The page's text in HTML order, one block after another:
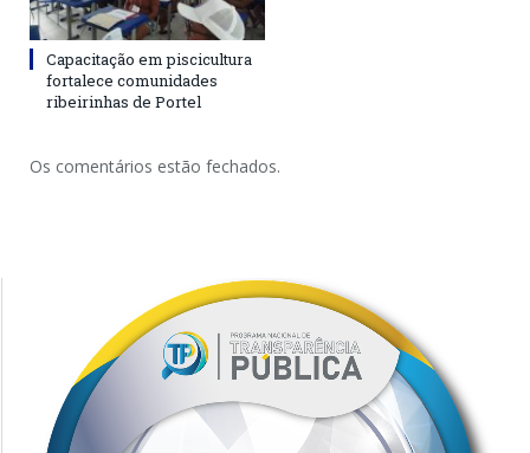
Capacitação em piscicultura
fortalece comunidades
ribeirinhas de Portel
Os comentários estão fechados.